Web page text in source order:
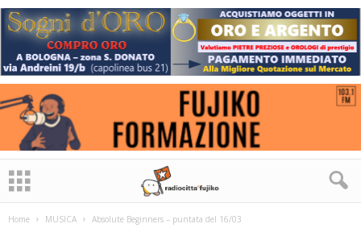
Home MUSICA Absolute Beginners – puntata del 16/03